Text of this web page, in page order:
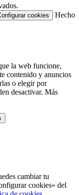
cookies
Hecho
la web funcione,
contenido y anuncios
o elegir por
desactivar. Más
cambiar tu
cookies» del